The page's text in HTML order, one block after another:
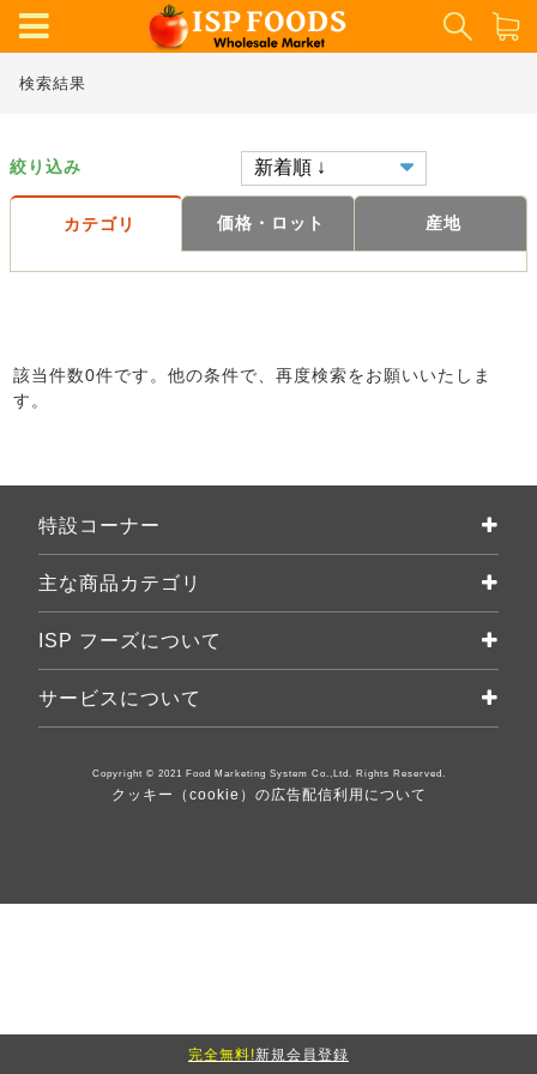
検索結果
絞り込み
カテゴリ 価格・ロット 産地
該当件数0件です。他の条件で、再度検索をお願いいたしま
す。
特設コーナー
主な商品カテゴリ
ISP フーズについて
サービスについて
Copyright © 2021 Food Marketing System Co.,Ltd. Rights Reserved.
クッキー（cookie）の広告配信利用について
完全無料!新規会員登録